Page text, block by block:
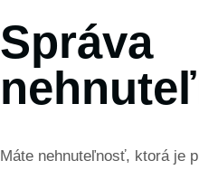
Správa
Máte nehnuteľnosť, ktorá je